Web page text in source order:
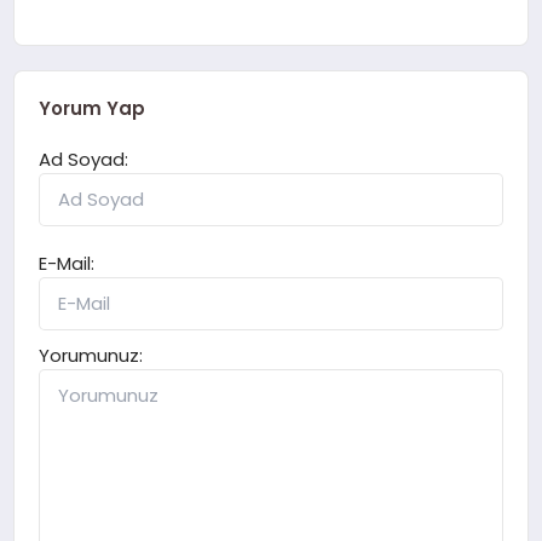
Yorum Yap
Ad Soyad:
E-Mail:
Yorumunuz: